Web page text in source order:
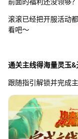
滚滚已经把开服活动
看吧～
通关主线得海量灵玉&
跟随指引解锁并完成